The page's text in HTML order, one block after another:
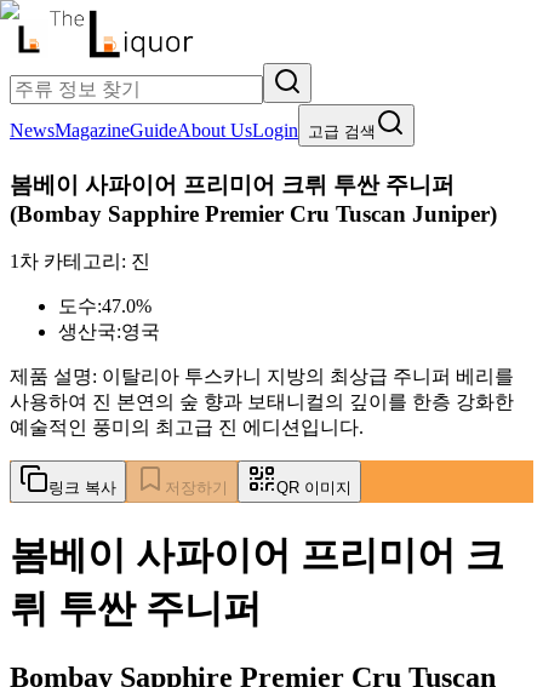
NewsMagazineGuideAbout UsLogin 고급 검색
봄베이 사파이어 프리미어 크뤼 투싼 주니퍼
(Bombay Sapphire Premier Cru Tuscan Juniper)
1차 카테고리: 진
도수:47.0%
생산국:영국
제품 설명: 이탈리아 투스카니 지방의 최상급 주니퍼 베리를
사용하여 진 본연의 숲 향과 보태니컬의 깊이를 한층 강화한
예술적인 풍미의 최고급 진 에디션입니다.
링크 복사 저장하기 QR 이미지
봄베이 사파이어 프리미어 크
뤼 투싼 주니퍼
Bombay Sapphire Premier Cru Tuscan